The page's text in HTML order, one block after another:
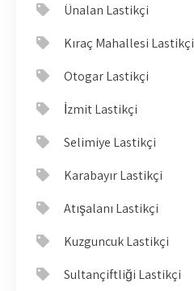
Ünalan Lastikçi
Kıraç Mahallesi Lastikçi
Otogar Lastikçi
İzmit Lastikçi
Selimiye Lastikçi
Karabayır Lastikçi
Atışalanı Lastikçi
Kuzguncuk Lastikçi
Sultançiftliği Lastikçi